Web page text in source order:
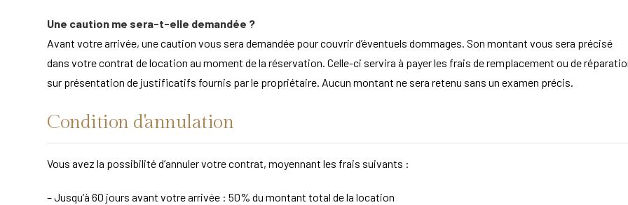
Une caution me sera-t-elle demandée ?
Avant votre arrivée, une caution vous sera demandée pour couvrir d’éventuels dommages. Son montant vous sera précisé
dans votre contrat de location au moment de la réservation. Celle-ci servira à payer les frais de remplacement ou de
sur présentation de justificatifs fournis par le propriétaire. Aucun montant ne sera retenu sans un examen précis.
Condition d'annulation
Vous avez la possibilité d’annuler votre contrat, moyennant les frais suivants :
– Jusqu’à 60 jours avant votre arrivée : 50% du montant total de la location